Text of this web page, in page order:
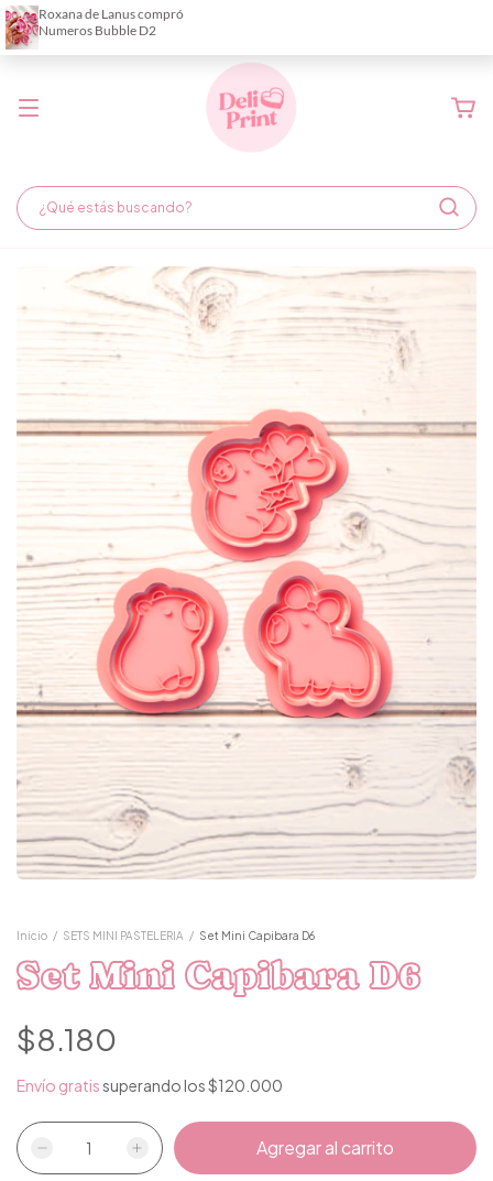
Demora de fabricación hasta 6 días hábiles
Inicio / SETS MINI PASTELERIA / Set Mini Capibara D6
Set Mini Capibara D6
$8.180
Envío gratissuperando los$120.000